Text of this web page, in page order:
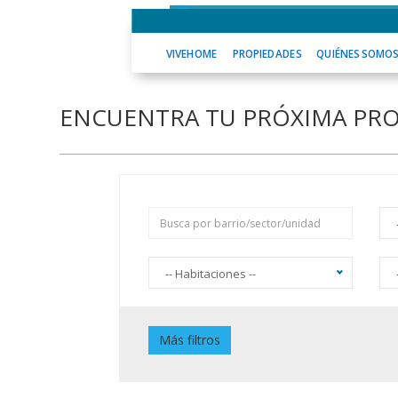
VIVEHOME PROPIEDADES QUIÉNES SOMOS
ENCUENTRA TU PRÓXIMA
-- Habitaciones --
Piscina
Más filtros